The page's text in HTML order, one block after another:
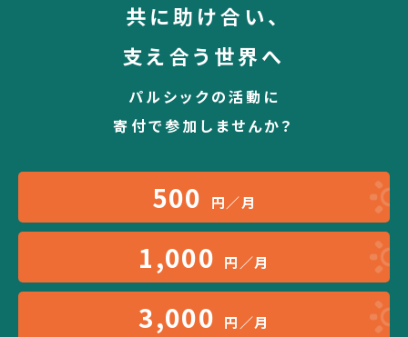
共に助け合い、
支え合う世界へ
パルシックの活動に
寄付で参加しませんか？
500 円／月
1,000 円／月
3,000 円／月